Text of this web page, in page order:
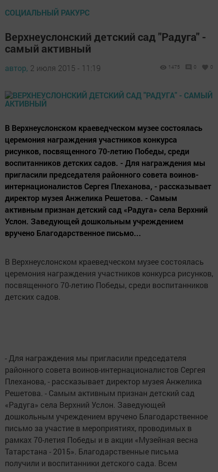
СОЦИАЛЬНЫЙ РАКУРС
Верхнеуслонский детский сад "Радуга" -
самый активный
автор, 2 июля 2015 - 11:19 1475 0 0
В Верхнеуслонском краеведческом музее состоялась
церемония награждения участников конкурса
рисунков, посвященного 70-летию Победы, среди
воспитанников детских садов. - Для награждения мы
пригласили председателя районного совета воинов-
интернационалистов Сергея Плеханова, - рассказывает
директор музея Анжелика Решетова. - Самым
активным признан детский сад «Радуга» села Верхний
Услон. Заведующей дошкольным учреждением
вручено Благодарственное письмо...
В Верхнеуслонском краеведческом музее состоялась
церемония награждения участников конкурса рисунков,
посвященного 70-летию Победы, среди воспитанников
детских садов.
- Для награждения мы пригласили председателя
районного совета воинов-интернационалистов Сергея
Плеханова, - рассказывает директор музея Анжелика
Решетова. - Самым активным признан детский сад
«Радуга» села Верхний Услон. Заведующей
дошкольным учреждением вручено Благодарственное
письмо за участие в мероприятиях, проводимых в
рамках 70-летия Победы и в акции «Музейная весна
Татарстана - 2015». Благодарственные письма
получили и воспитанники детского сада. Всем